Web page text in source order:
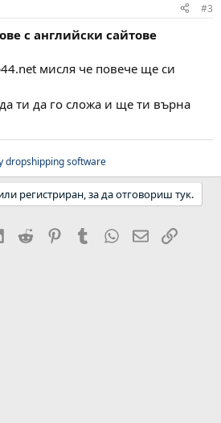
#3
с английски сайтове
мисля че повече ще си
ти да го сложа и ще ти върна
dropshipping software
регистриран, за да отговориш тук.
LinkedIn
Reddit PinterestTumblr WhatsApp
EmailLink